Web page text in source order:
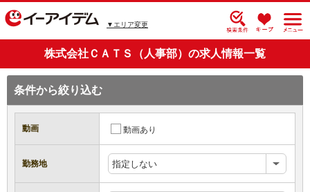
▼エリア変更
株式会社ＣＡＴＳ（人事部）の求人情報一覧
条件から絞り込む
動画 動画あり
勤務地 指定しない